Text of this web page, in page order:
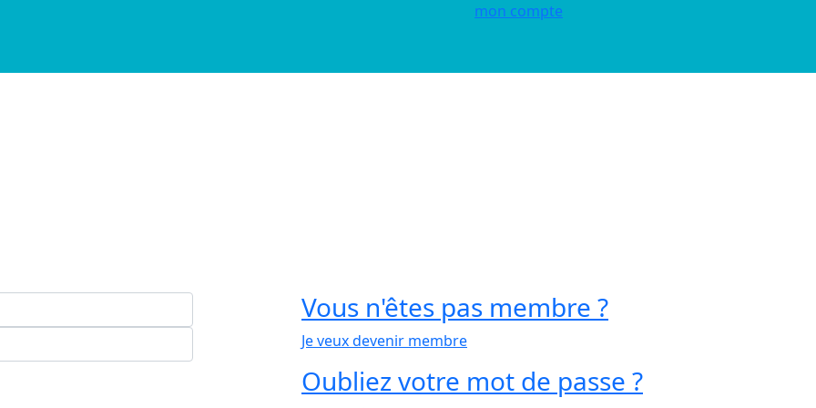
mon compte
Vous n'êtes pas membre ?
Je veux devenir membre
Oubliez votre mot de passe ?